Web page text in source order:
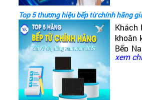
Top 5 thương hiệu bếp từ chính hãng
Khách
khoăn
Bếp
giá
xem